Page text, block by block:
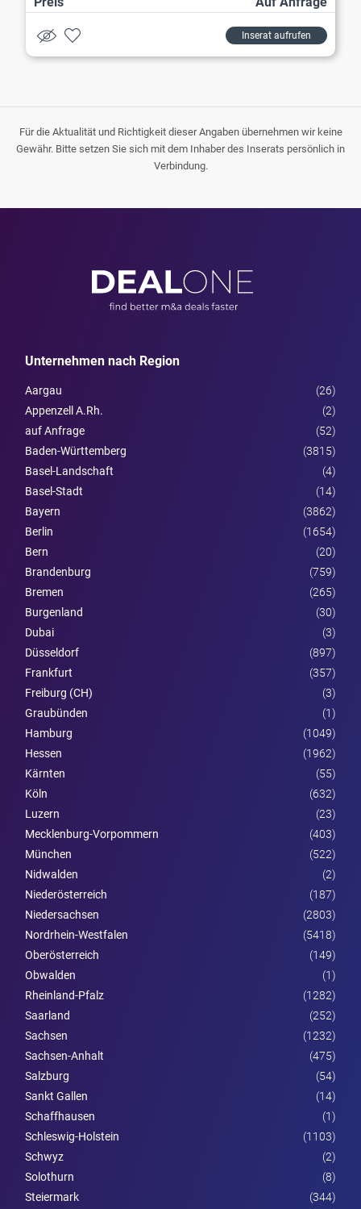
Inserat aufrufen
Für die Aktualität und Richtigkeit dieser Angaben übernehmen wir keine
Gewähr. Bitte setzen Sie sich mit dem Inhaber des Inserats persönlich in
Verbindung.
Unternehmen nach Region
Aargau
(26)
Appenzell A.Rh.
(2)
auf Anfrage
(52)
Baden-Württemberg
(3815)
Basel-Landschaft
(4)
Basel-Stadt
(14)
Bayern
(3862)
Berlin
(1654)
Bern
(20)
Brandenburg
(759)
Bremen
(265)
Burgen­land
(30)
Dubai
(3)
Düsseldorf
(897)
Frankfurt
(357)
Freiburg (CH)
(3)
Graubünden
(1)
Hamburg
(1049)
Hessen
(1962)
Kärnten
(55)
Köln
(632)
Luzern
(23)
Mecklenburg-Vorpommern
(403)
München
(522)
Nidwalden
(2)
Nieder­österreich
(187)
Niedersachsen
(2803)
Nordrhein-Westfalen
(5418)
Ober­österreich
(149)
Obwalden
(1)
Rheinland-Pfalz
(1282)
Saarland
(252)
Sachsen
(1232)
Sachsen-Anhalt
(475)
Salzburg
(54)
Sankt Gallen
(14)
Schaffhausen
(1)
Schleswig-Holstein
(1103)
Schwyz
(2)
Solothurn
(8)
Steier­mark
(344)